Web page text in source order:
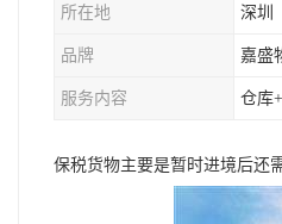
所在地 深圳
品牌 嘉盛
服务内容 仓库
保税货物主要是暂时进境后还